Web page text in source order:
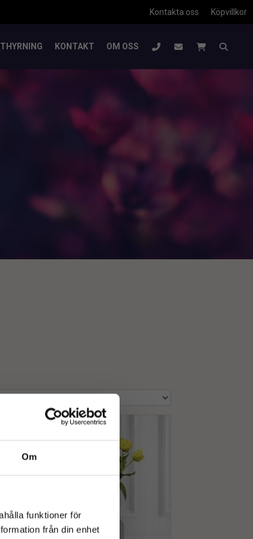
Om
funktioner för
från din enhet
Köpvillkor
Kontakta oss
KONTAKT OM OSS